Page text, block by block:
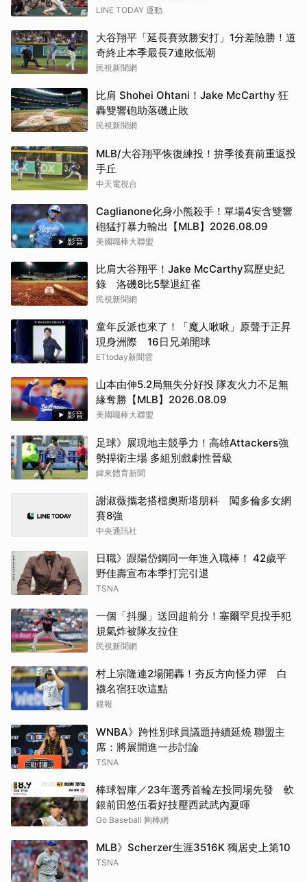
LINE TODAY 運動
大谷翔平「延長賽致勝安打」1分差險勝！道
奇終止本季最長7連敗低潮
民視新聞網
比肩 Shohei Ohtani！Jake McCarthy 狂
轟雙響砲助落磯止敗
民視新聞網
MLB/大谷翔平恢復練投！拚季後賽前重返投
手丘
中天電視台
影音
Caglianone化身小熊殺手！單場4安含雙響
砲猛打暴力輸出【MLB】2026.08.09
美國職棒大聯盟
比肩大谷翔平！Jake McCarthy寫歷史紀
錄 洛磯8比5擊退紅雀
民視新聞網
童年反派也來了！「魔人啾啾」原聲于正昇
現身洲際 16日兄弟開球
ETtoday新聞雲
影音
山本由伸5.2局無失分好投 隊友火力不足無
緣奪勝【MLB】2026.08.09
美國職棒大聯盟
足球》展現地主競爭力！高雄Attackers強
勢捍衛主場 多組別戲劇性晉級
緯來體育新聞
謝淑薇攜老搭檔奧斯塔朋科 闖多倫多女網
賽8強
中央通訊社
日職》跟陽岱鋼同一年進入職棒！ 42歲平
野佳壽宣布本季打完引退
TSNA
一個「抖腿」送回超前分！塞爾罕見投手犯
規氣炸被隊友拉住
民視新聞網
村上宗隆連2場開轟！夯反方向怪力彈 白
襪名宿狂吹這點
鏡報
WNBA》跨性別球員議題持續延燒 聯盟主
席：將展開進一步討論
TSNA
棒球智庫／23年選秀首輪左投同場先發 軟
銀前田悠伍看好技壓西武武內夏暉
Go Baseball 夠棒網
MLB》Scherzer生涯3516K 獨居史上第10
TSNA